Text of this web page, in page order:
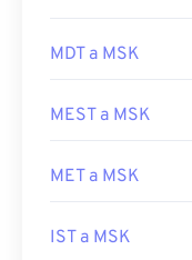
MDT a MSK
MEST a MSK
MET a MSK
IST a MSK